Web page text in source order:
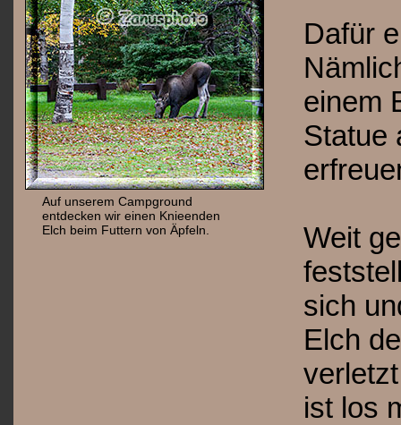
Auf unserem Campground
entdecken wir einen Knieenden
Elch beim Futtern von Äpfeln.
Dafür
einem
Statue
Weit
sich
Elch
ist los